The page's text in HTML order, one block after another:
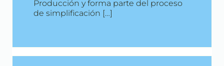
Producción y forma parte del proceso
de simplificación […]